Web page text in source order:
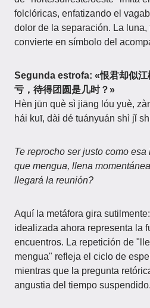
folclóricas, enfatizando el
dolor de la separación. La
convierte en símbolo del
Segunda estrofa: «恨君却似江
亏，待得团圆是几时？»
Hèn jūn què sì jiāng lóu yuè,
hái kuī, dài dé tuányuán shì jǐ
Te reprocho ser justo como
que mengua, llena
llegará la reunión?
Aquí la metáfora gira
idealizada ahora representa la
encuentros. La repetición de
mengua" refleja el ciclo de
mientras que la pregunta
angustia del tiempo suspendido.